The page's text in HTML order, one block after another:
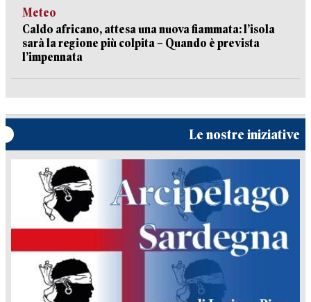
Meteo
Caldo africano, attesa una nuova fiammata: l’isola
sarà la regione più colpita – Quando è prevista
l’impennata
Le nostre iniziative